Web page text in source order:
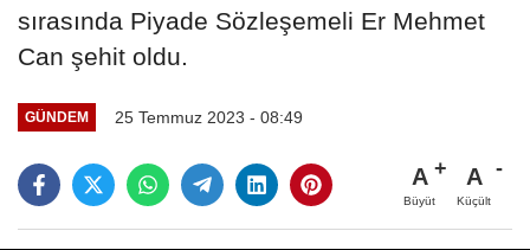
sırasında Piyade Sözleşemeli Er Mehmet
Can şehit oldu.
GÜNDEM 25 Temmuz 2023 - 08:49
A
Büyüt
A
Küçült